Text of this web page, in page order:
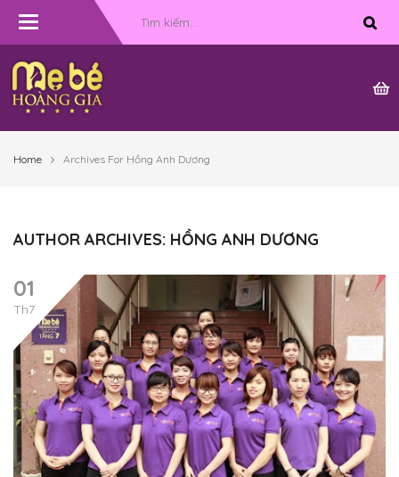
Toggle
Home Archives For Hồng Anh Dương
AUTHOR ARCHIVES: HỒNG ANH DƯƠNG
01
Th7